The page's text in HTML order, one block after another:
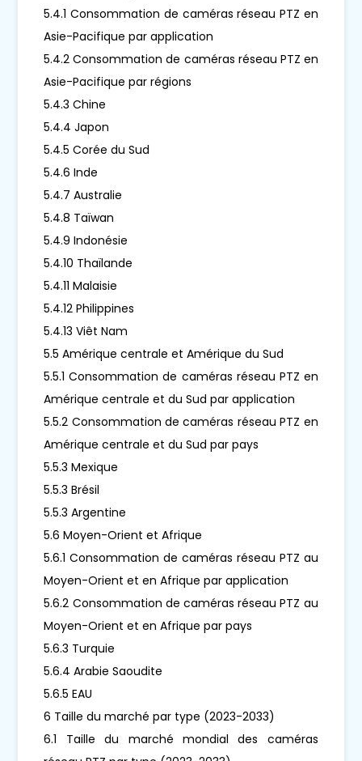
5.4.1 Consommation de caméras réseau PTZ en
Asie-Pacifique par application
5.4.2 Consommation de caméras réseau PTZ en
Asie-Pacifique par régions
5.4.3 Chine
5.4.4 Japon
5.4.5 Corée du Sud
5.4.6 Inde
5.4.7 Australie
5.4.8 Taïwan
5.4.9 Indonésie
5.4.10 Thaïlande
5.4.11 Malaisie
5.4.12 Philippines
5.4.13 Viêt Nam
5.5 Amérique centrale et Amérique du Sud
5.5.1 Consommation de caméras réseau PTZ en
Amérique centrale et du Sud par application
5.5.2 Consommation de caméras réseau PTZ en
Amérique centrale et du Sud par pays
5.5.3 Mexique
5.5.3 Brésil
5.5.3 Argentine
5.6 Moyen-Orient et Afrique
5.6.1 Consommation de caméras réseau PTZ au
Moyen-Orient et en Afrique par application
5.6.2 Consommation de caméras réseau PTZ au
Moyen-Orient et en Afrique par pays
5.6.3 Turquie
5.6.4 Arabie Saoudite
5.6.5 EAU
6 Taille du marché par type (2023-2033)
6.1 Taille du marché mondial des caméras